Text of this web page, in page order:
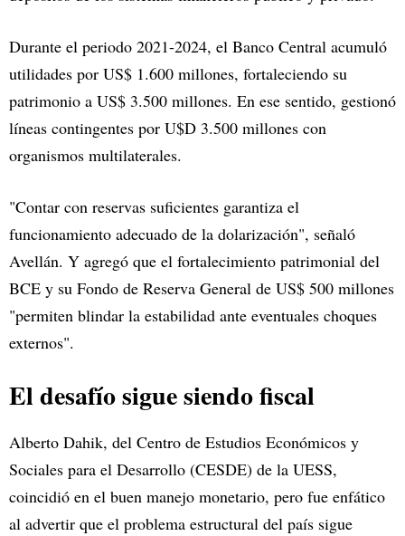
Durante el periodo 2021-2024, el Banco Central acumuló
utilidades por US$ 1.600 millones, fortaleciendo su
patrimonio a US$ 3.500 millones. En ese sentido, gestionó
líneas contingentes por U$D 3.500 millones con
organismos multilaterales.
"Contar con reservas suficientes garantiza el
funcionamiento adecuado de la dolarización", señaló
Avellán. Y agregó que el fortalecimiento patrimonial del
BCE y su Fondo de Reserva General de US$ 500 millones
"permiten blindar la estabilidad ante eventuales choques
externos".
El desafío sigue siendo fiscal
Alberto Dahik, del Centro de Estudios Económicos y
Sociales para el Desarrollo (CESDE) de la UESS,
coincidió en el buen manejo monetario, pero fue enfático
al advertir que el problema estructural del país sigue